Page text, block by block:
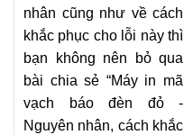
nhân cũng như về cách
khắc phục cho lỗi này thì
bạn không nên bỏ qua
bài chia sẻ “Máy in mã
vạch báo đèn đỏ -
Nguyên nhân, cách khắc